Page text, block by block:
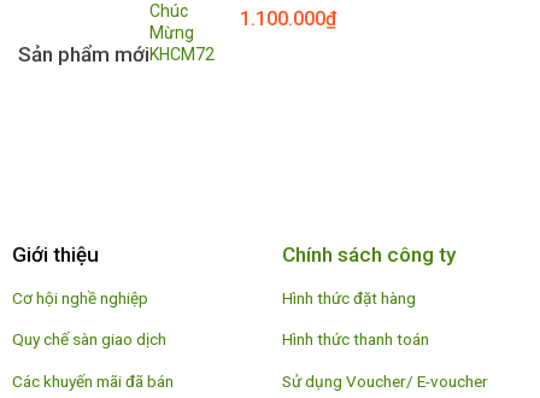
Sản phẩm mới
1.100.000₫
Giới thiệu
Cơ hội nghề nghiệp
Quy chế sàn giao dịch
Các khuyến mãi đã bán
Chính sách công ty
Hình thức đặt hàng
Hình thức thanh toán
Sử dụng Voucher/ E-voucher